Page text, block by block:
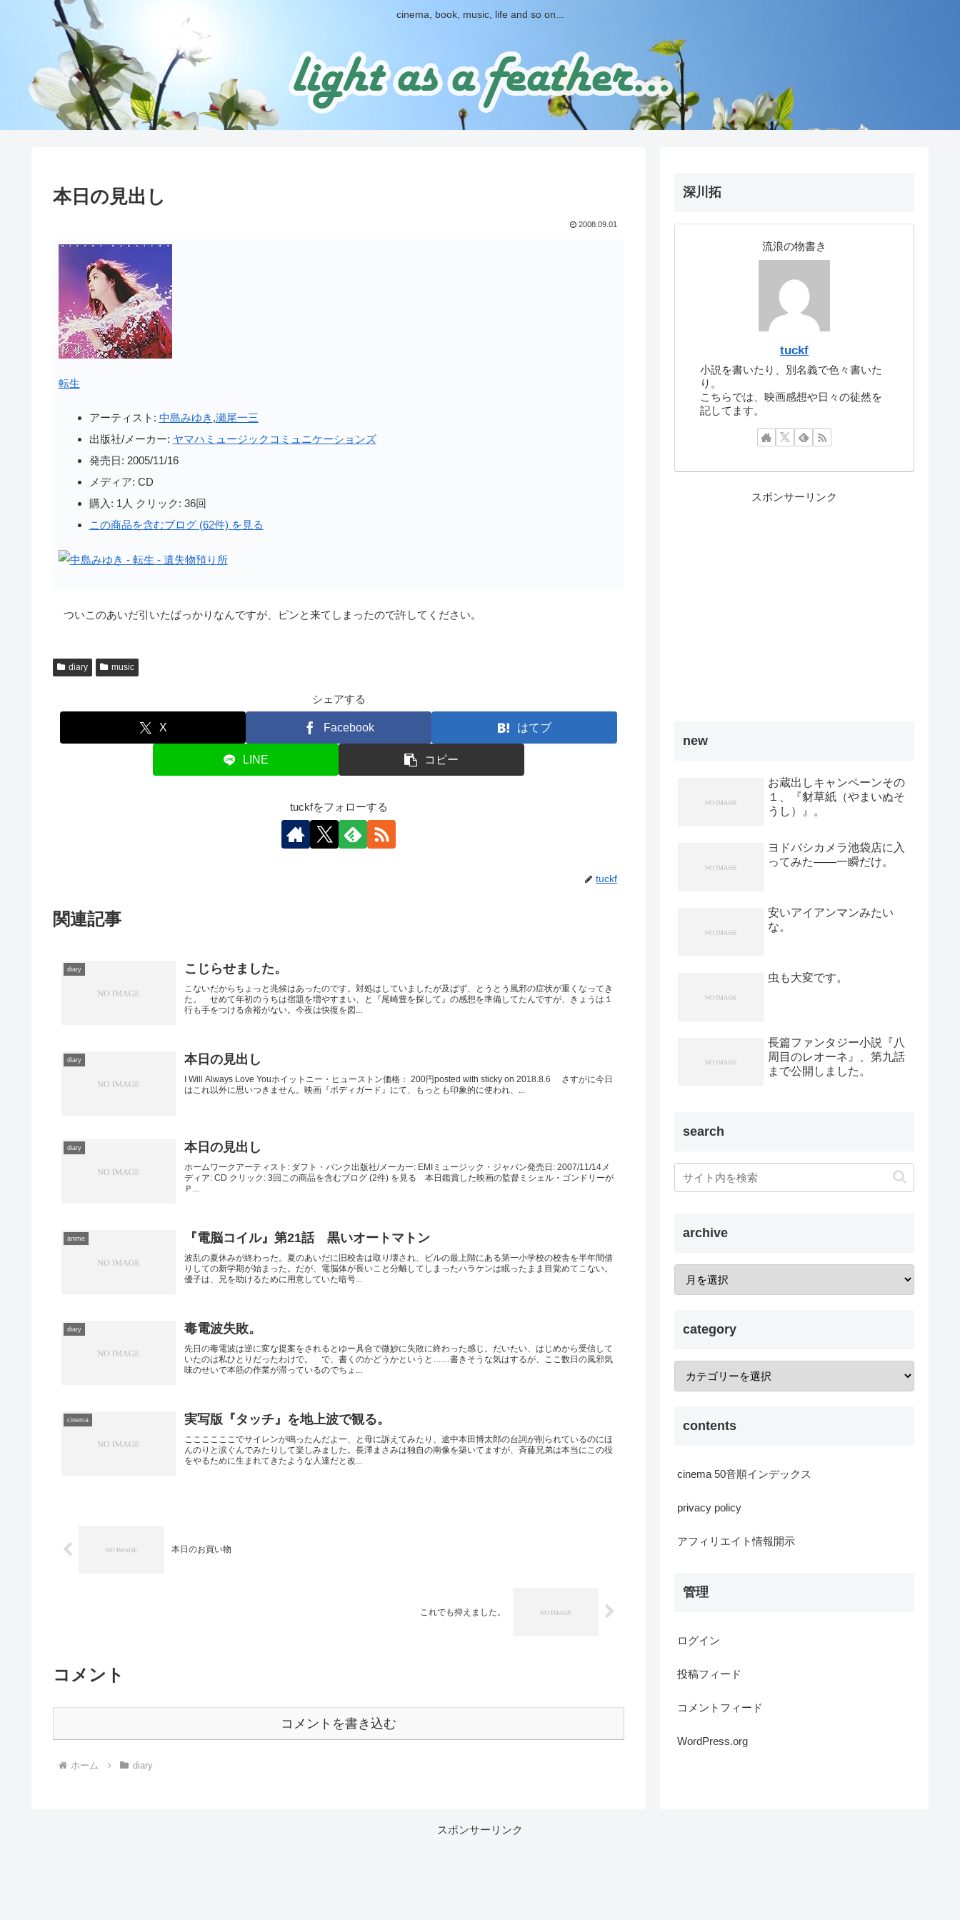
cinema, book, music, life and so on...
本日の見出し
2008.09.01
転生
アーティスト: 中島みゆき ,瀬尾一三
出版社/メーカー: ヤマハミュージックコミュニケーションズ
発売日: 2005/11/16
メディア: CD
購入 : 1人 クリック: 36回
この商品を含むブログ (62件) を見る
ついこのあいだ引いたばっかりなんですが、ピンと来てしまったので許してください。
diary music
シェアする
X Facebook はてブ
LINE コピー
tuckfをフォローする
tuckf
関連記事
diary こじらせました。
こないだからちょっと兆候はあったのです。対処はしていましたが及ばず、とうとう風邪の症状が重くなってき
た。 せめて年初のうちは宿題を増やすまい、と『尾崎豊を探して』の感想を準備してたんですが、きょうは１
行も手をつける余裕がない。今夜は快復を図...
diary 本日の見出し
I Will Always Love Youホイットニー・ヒューストン価格： 200円posted with sticky on 2018.8.6 さすがに今日
はこれ以外に思いつきません。映画『ボディガード』にて、もっとも印象的に使われ、...
diary 本日の見出し
ホームワークアーティスト: ダフト・パンク出版社/メーカー: EMIミュージック・ジャパン発売日: 2007/11/14メ
ディア: CD クリック: 3回この商品を含むブログ (2件) を見る 本日鑑賞した映画の監督ミシェル・ゴンドリーが
Ｐ...
anime 『電脳コイル』第21話 黒いオートマトン
波乱の夏休みが終わった。夏のあいだに旧校舎は取り壊され、ビルの最上階にある第一小学校の校舎を半年間借
りしての新学期が始まった。だが、電脳体が長いこと分離してしまったハラケンは眠ったまま目覚めてこない。
優子は、兄を助けるために用意していた暗号...
diary 毒電波失敗。
先日の毒電波は逆に変な提案をされるとゆー具合で微妙に失敗に終わった感じ。だいたい、はじめから受信して
いたのは私ひとりだったわけで。 で、書くのかどうかというと……書きそうな気はするが、ここ数日の風邪気
味のせいで本筋の作業が滞っているのでちょ...
cinema 実写版『タッチ』を地上波で観る。
ここここここでサイレンが鳴ったんだよー、と母に訴えてみたり、途中本田博太郎の台詞が削られているのにほ
んのりと涙ぐんでみたりして楽しみました。長澤まさみは独自の南像を築いてますが、斉藤兄弟は本当にこの役
をやるために生まれてきたような人達だと改...
本日のお買い物
これでも抑えました。
コメント
コメントを書き込む
ホーム diary
深川拓
流浪の物書き
tuckf
小説を書いたり、別名義で色々書いた
り。
こちらでは、映画感想や日々の徒然を
記してます。
スポンサーリンク
new
お蔵出しキャンペーンその
１、『豺草紙（やまいぬそ
うし）』。
ヨドバシカメラ池袋店に入
ってみた――一瞬だけ。
安いアイアンマンみたい
な。
虫も大変です。
長篇ファンタジー小説『八
周目のレオーネ』、第九話
まで公開しました。
search
archive
category
contents
cinema 50音順インデックス
privacy policy
アフィリエイト情報開示
管理
ログイン
投稿フィード
コメントフィード
WordPress.org
スポンサーリンク